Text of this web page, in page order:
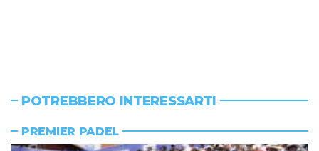
POTREBBERO INTERESSARTI
PREMIER PADEL